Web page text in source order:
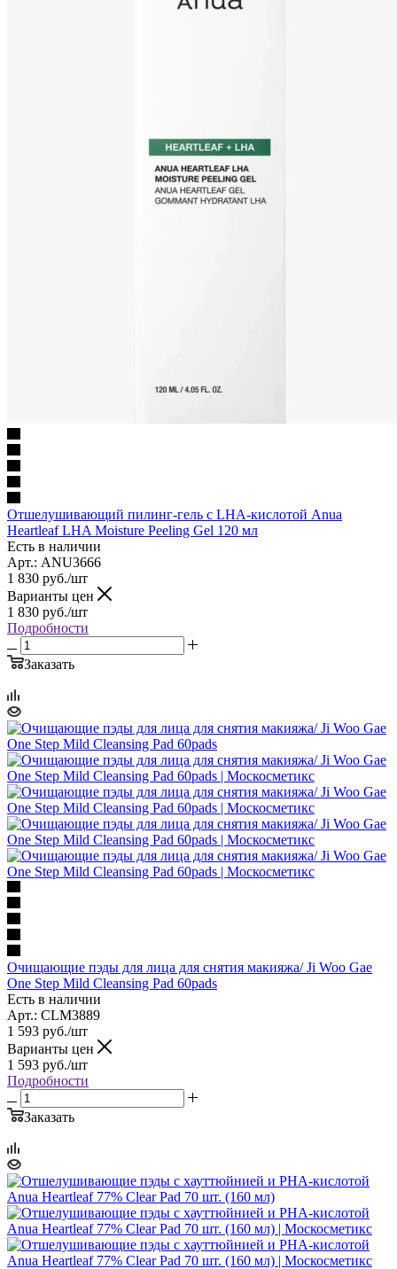
Отшелушивающий пилинг-гель с LHA-кислотой Anua
Heartleaf LHA Moisture Peeling Gel 120 мл
Есть в наличии
Арт.: ANU3666
1 830 руб./шт
Варианты цен
1 830 руб./шт
Подробности
Заказать
Очищающие пэды для лица для снятия макияжа/ Ji Woo Gae
One Step Mild Cleansing Pad 60pads
Есть в наличии
Арт.: CLM3889
1 593 руб./шт
Варианты цен
1 593 руб./шт
Подробности
Заказать